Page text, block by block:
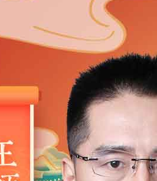
2026 2025 2024
2023